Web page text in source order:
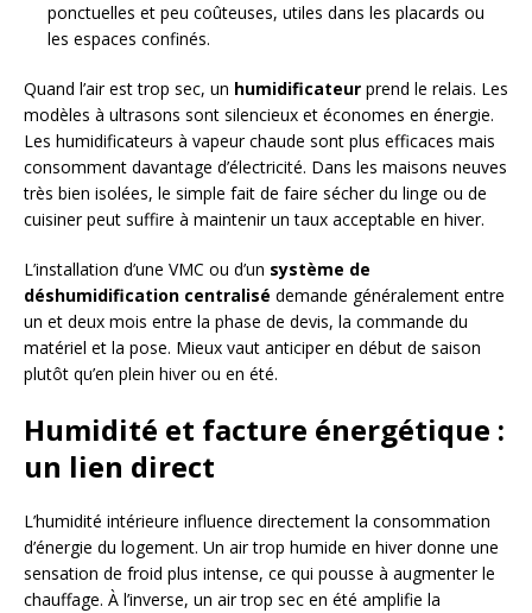
ponctuelles et peu coûteuses, utiles dans les placards ou
les espaces confinés.
Quand l’air est trop sec, un humidificateur prend le relais. Les
modèles à ultrasons sont silencieux et économes en énergie.
Les humidificateurs à vapeur chaude sont plus efficaces mais
consomment davantage d’électricité. Dans les maisons neuves
très bien isolées, le simple fait de faire sécher du linge ou de
cuisiner peut suffire à maintenir un taux acceptable en hiver.
L’installation d’une VMC ou d’un système de
déshumidification centralisé demande généralement entre
un et deux mois entre la phase de devis, la commande du
matériel et la pose. Mieux vaut anticiper en début de saison
plutôt qu’en plein hiver ou en été.
Humidité et facture énergétique :
un lien direct
L’humidité intérieure influence directement la consommation
d’énergie du logement. Un air trop humide en hiver donne une
sensation de froid plus intense, ce qui pousse à augmenter le
chauffage. À l’inverse, un air trop sec en été amplifie la